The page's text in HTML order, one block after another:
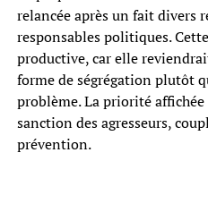
relancée après un fait divers
responsables politiques.
productive, car elle
forme de ségrégation plutôt
problème. La priorité
sanction des agresseurs,
prévention.